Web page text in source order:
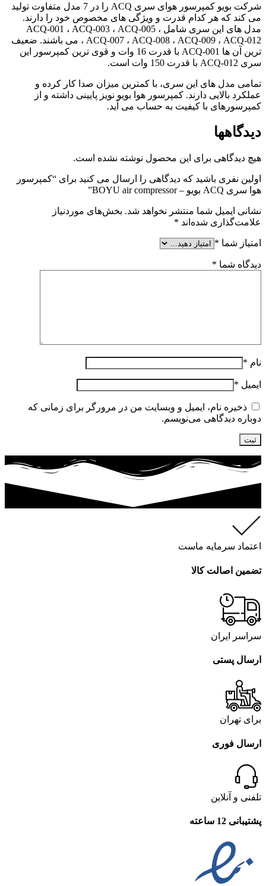
شرکت بویو کمپرسور هوای سری ACQ را در 7 مدل متفاوت تولید
می کند که هر کدام قدرت و ویژگی های مخصوص خود را دارند.
مدل های این سری شامل ACQ-001 ، ACQ-003 ، ACQ-005 ،
ACQ-007 ، ACQ-008 ، ACQ-009 ، ACQ-012 ، می باشند. ضعیف
ترین آن ها ACQ-001 با قدرت 16 وات و قوی ترین کمپرسور این
سری ACQ-012 با قدرت 150 وات است.
تمامی مدل های این سری، با کمترین میزان صدا کار کرده و
عملکرد بالایی دارند. کمپرسور هوا بویو نویز پایینی داشته و از
کمپرسورهای با کیفیت به حساب می آید.
دیدگاهها
هیچ دیدگاهی برای این محصول نوشته نشده است.
اولین نفری باشید که دیدگاهی را ارسال می کنید برای “کمپرسور
هوا سری ACQ بویو – BOYU air compressor”
نشانی ایمیل شما منتشر نخواهد شد. بخش‌های موردنیاز
علامت‌گذاری شده‌اند *
امتیاز شما *
دیدگاه شما *
نام *
ایمیل *
ذخیره نام، ایمیل و وبسایت من در مرورگر برای زمانی که
دوباره دیدگاهی می‌نویسم.
اعتماد سرمایه ماست
تضمین اصالت کالا
سراسر ایران
ارسال پستی
برای تهران
ارسال فوری
تلفنی و آنلاین
پشتیبانی 12 ساعته